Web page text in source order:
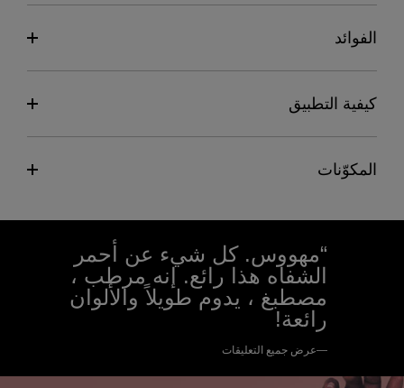
الفوائد
كيفية التطبيق
المكوّنات
“مهووس. كل شيء عن أحمر
الشفاه هذا رائع. إنه مرطب ،
مصطبغ ، يدوم طويلاً والألوان
رائعة!
—عرض جميع التعليقات